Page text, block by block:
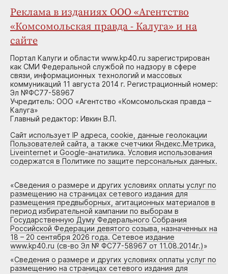
Реклама в изданиях ООО «Агентство
«Комсомольская правда - Калуга» и на
сайте
Портал Калуги и области www.kp40.ru зарегистрирован
как СМИ Федеральной службой по надзору в сфере
связи, информационных технологий и массовых
коммуникаций 11 августа 2014 г. Регистрационный номер:
Эл №ФС77-58967
Учредитель: ООО «Агентство «Комсомольская правда –
Калуга»
Главный редактор: Ивкин В.П.
Сайт использует IP адреса, cookie, данные геолокации
Пользователей сайта, а также счетчики Яндекс.Метрика,
Liveinternet и Google-анатилика. Условия использования
содержатся в Политике по защите персональных данных.
«Сведения о размере и других условиях оплаты услуг по
размещению на страницах сетевого издания для
размещения предвыборных, агитационных материалов в
период избирательной кампании по выборам в
Государственную Думу Федерального Собрания
Российской Федерации девятого созыва, назначенных на
18 – 20 сентября 2026 года. Сетевое издание
www.kp40.ru (св-во Эл № ФС77-58967 от 11.08.2014г.)»
«Сведения о размере и других условиях оплаты услуг по
размещению на страницах сетевого издания для